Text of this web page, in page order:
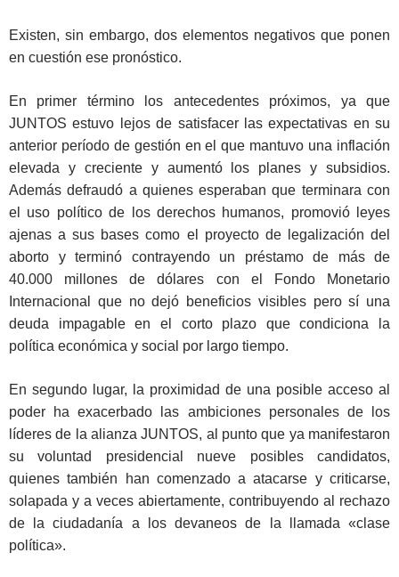
Existen, sin embargo, dos elementos negativos que ponen
en cuestión ese pronóstico.
En primer término los antecedentes próximos, ya que
JUNTOS estuvo lejos de satisfacer las expectativas en su
anterior período de gestión en el que mantuvo una inflación
elevada y creciente y aumentó los planes y subsidios.
Además defraudó a quienes esperaban que terminara con
el uso político de los derechos humanos, promovió leyes
ajenas a sus bases como el proyecto de legalización del
aborto y terminó contrayendo un préstamo de más de
40.000 millones de dólares con el Fondo Monetario
Internacional que no dejó beneficios visibles pero sí una
deuda impagable en el corto plazo que condiciona la
política económica y social por largo tiempo.
En segundo lugar, la proximidad de una posible acceso al
poder ha exacerbado las ambiciones personales de los
líderes de la alianza JUNTOS, al punto que ya manifestaron
su voluntad presidencial nueve posibles candidatos,
quienes también han comenzado a atacarse y criticarse,
solapada y a veces abiertamente, contribuyendo al rechazo
de la ciudadanía a los devaneos de la llamada «clase
política».